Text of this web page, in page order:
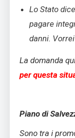
Lo Stato
pagare
danni.
La domanda
per questa
Piano di
Sono tra i